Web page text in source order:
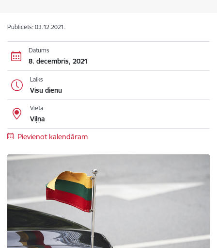
Publicēts: 03.12.2021.
Datums
8. decembris, 2021
Laiks
Visu dienu
Vieta
Viļņa
Pievienot kalendāram